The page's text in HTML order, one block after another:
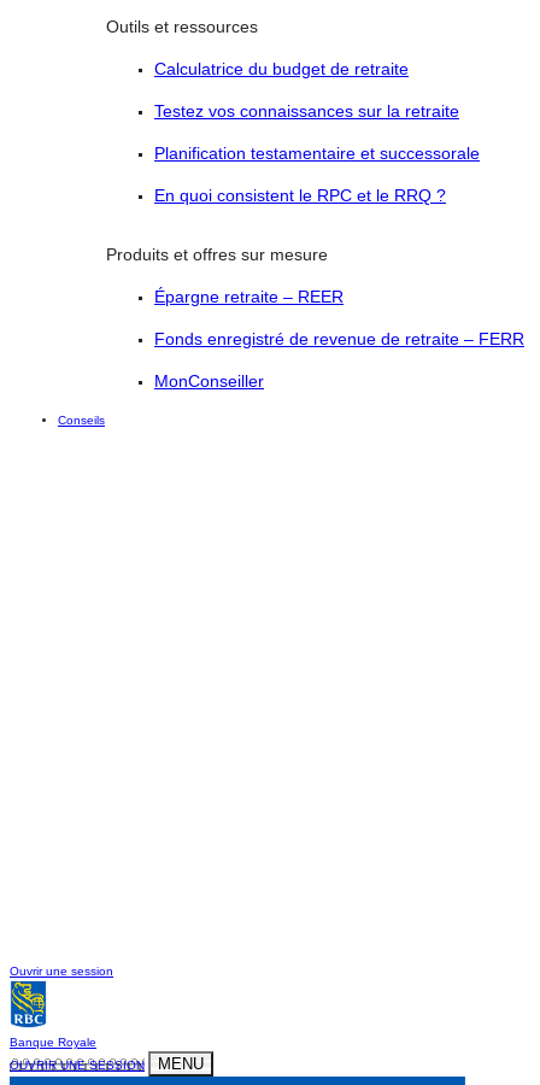
Outils et ressources
Calculatrice du budget de retraite
Testez vos connaissances sur la retraite
Planification testamentaire et successorale
En quoi consistent le RPC et le RRQ ?
Produits et offres sur mesure
Épargne retraite – REER
Fonds enregistré de revenue de retraite – FERR
MonConseiller
Conseils
Ouvrir une session
Banque Royale
OUVRIR UNE SESSION
MENU